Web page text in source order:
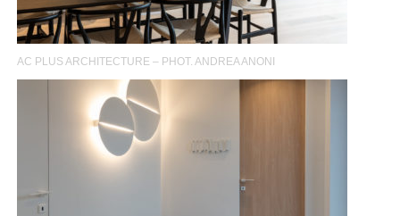
AC PLUS ARCHITECTURE – PHOT. ANDREA ANONI